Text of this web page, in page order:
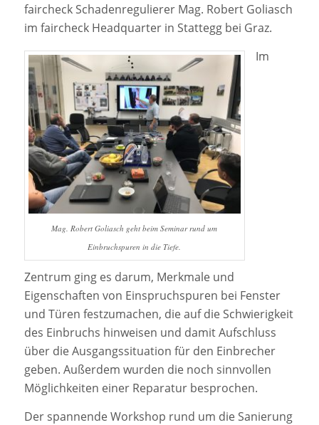
faircheck Schadenregulierer Mag. Robert Goliasch
im faircheck Headquarter in Stattegg bei Graz.
Mag. Robert Goliasch geht beim Seminar rund um
Einbruchspuren in die Tiefe.
Im
Zentrum ging es darum, Merkmale und
Eigenschaften von Einspruchspuren bei Fenster
und Türen festzumachen, die auf die Schwierigkeit
des Einbruchs hinweisen und damit Aufschluss
über die Ausgangssituation für den Einbrecher
geben. Außerdem wurden die noch sinnvollen
Möglichkeiten einer Reparatur besprochen.
Der spannende Workshop rund um die Sanierung